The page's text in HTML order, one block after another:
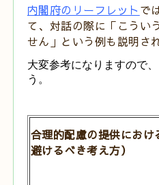
内閣府のリーフレット で
て、対話の際に「こうい
せん」という例も説明さ
大変参考になりますので
う。
合理的配慮の提供にお
避けるべき考え方）